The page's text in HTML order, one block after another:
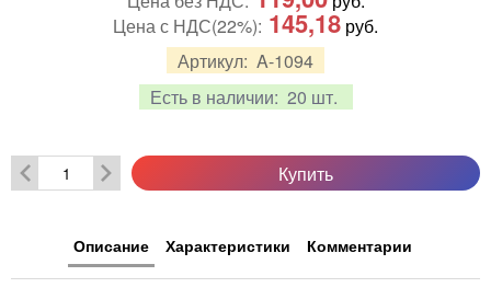
Артикул: A-1094
Есть в наличии: 20 шт.
Цена с НДС(22%): 145,18 руб.
Купить
Описание Характеристики Комментарии